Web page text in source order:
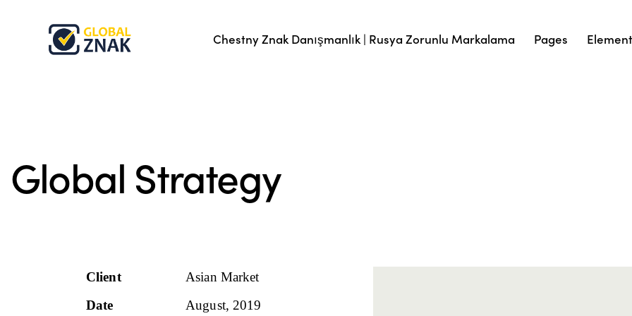
Chestny Znak Danışmanlık | Rusya Zorunlu Markalama Pages
Global Strategy
Client
Asian Market
Date
August, 2019